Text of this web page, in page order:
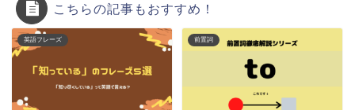
こちらの記事もおすすめ！
英語フレーズ 前置詞